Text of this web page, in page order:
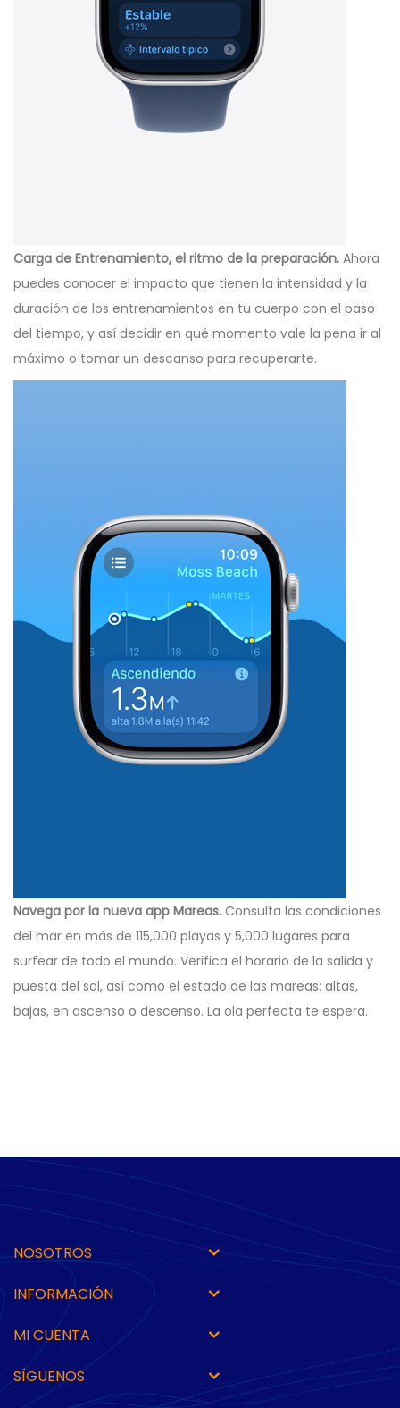
Carga de Entrenamiento, el ritmo de la preparación. Ahora
puedes conocer el impacto que tienen la intensidad y la
duración de los entrenamientos en tu cuerpo con el paso
del tiempo, y así decidir en qué momento vale la pena ir al
máximo o tomar un descanso para recuperarte.
Navega por la nueva app Mareas. Consulta las condiciones
del mar en más de 115,000 playas y 5,000 lugares para
surfear de todo el mundo. Verifica el horario de la salida y
puesta del sol, así como el estado de las mareas: altas,
bajas, en ascenso o descenso. La ola perfecta te espera.
NOSOTROS
INFORMACIÓN
MI CUENTA
SÍGUENOS